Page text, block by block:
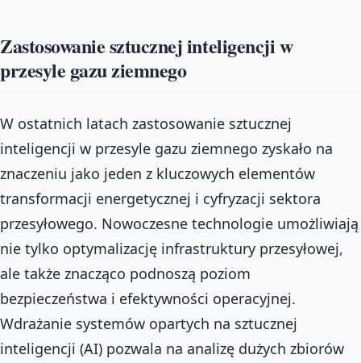
Zastosowanie sztucznej inteligencji w
przesyle gazu ziemnego
W ostatnich latach zastosowanie sztucznej
inteligencji w przesyle gazu ziemnego zyskało na
znaczeniu jako jeden z kluczowych elementów
transformacji energetycznej i cyfryzacji sektora
przesyłowego. Nowoczesne technologie umożliwiają
nie tylko optymalizację infrastruktury przesyłowej,
ale także znacząco podnoszą poziom
bezpieczeństwa i efektywności operacyjnej.
Wdrażanie systemów opartych na sztucznej
inteligencji (AI) pozwala na analizę dużych zbiorów